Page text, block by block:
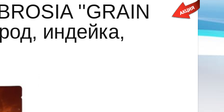
''GRAIN
индейка,